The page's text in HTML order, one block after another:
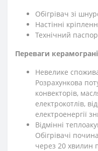
Обігрівач зі
Настінні
Технічний
Переваги
Невелике
Розрахункова
конвекторів,
електрокотлів,
електроенергії
Відмінні
Обігрівачі
через 20 хвилин